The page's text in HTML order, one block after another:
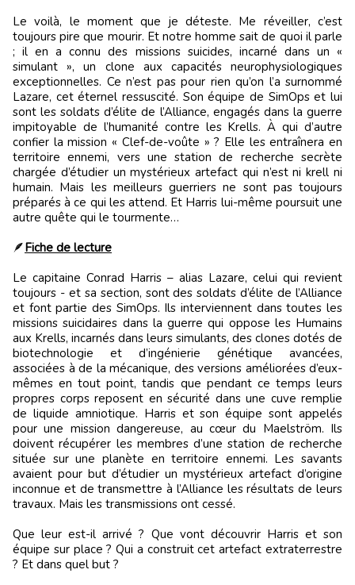
Le voilà, le moment que je déteste. Me réveiller, c’est
toujours pire que mourir. Et notre homme sait de quoi il parle
; il en a connu des missions suicides, incarné dans un «
simulant », un clone aux capacités neurophysiologiques
exceptionnelles. Ce n’est pas pour rien qu’on l’a surnommé
Lazare, cet éternel ressuscité. Son équipe de SimOps et lui
sont les soldats d’élite de l’Alliance, engagés dans la guerre
impitoyable de l’humanité contre les Krells. À qui d’autre
confier la mission « Clef-de-voûte » ? Elle les entraînera en
territoire ennemi, vers une station de recherche secrète
chargée d’étudier un mystérieux artefact qui n’est ni krell ni
humain. Mais les meilleurs guerriers ne sont pas toujours
préparés à ce qui les attend. Et Harris lui-même poursuit une
autre quête qui le tourmente…
🪶Fiche de lecture
Le capitaine Conrad Harris – alias Lazare, celui qui revient
toujours - et sa section, sont des soldats d’élite de l’Alliance
et font partie des SimOps. Ils interviennent dans toutes les
missions suicidaires dans la guerre qui oppose les Humains
aux Krells, incarnés dans leurs simulants, des clones dotés de
biotechnologie et d’ingénierie génétique avancées,
associées à de la mécanique, des versions améliorées d’eux-
mêmes en tout point, tandis que pendant ce temps leurs
propres corps reposent en sécurité dans une cuve remplie
de liquide amniotique. Harris et son équipe sont appelés
pour une mission dangereuse, au cœur du Maelström. Ils
doivent récupérer les membres d’une station de recherche
située sur une planète en territoire ennemi. Les savants
avaient pour but d’étudier un mystérieux artefact d’origine
inconnue et de transmettre à l’Alliance les résultats de leurs
travaux. Mais les transmissions ont cessé.
Que leur est-il arrivé ? Que vont découvrir Harris et son
équipe sur place ? Qui a construit cet artefact extraterrestre
? Et dans quel but ?